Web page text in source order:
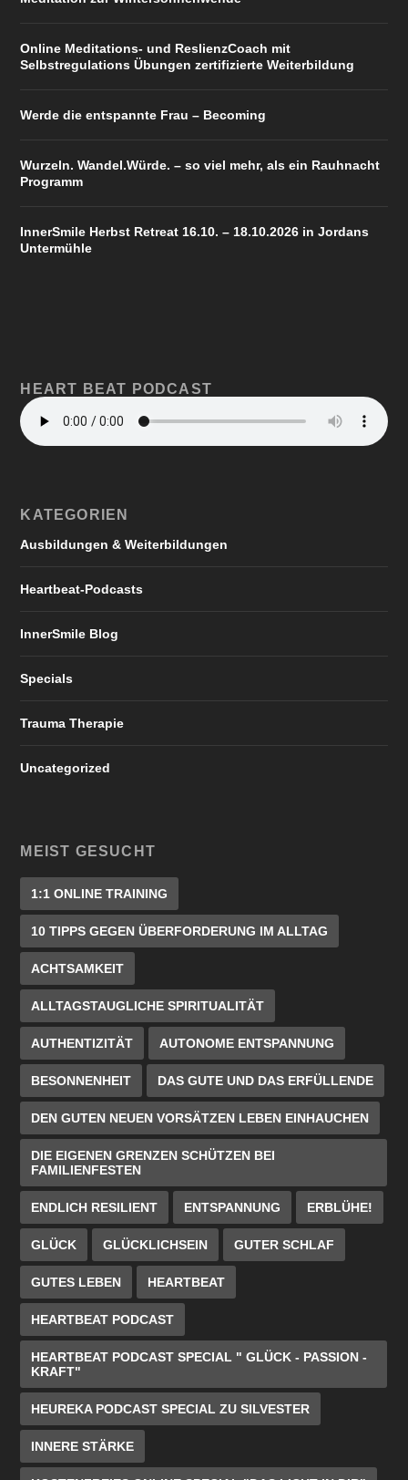
Online Meditations- und ReslienzCoach mit
Selbstregulations Übungen zertifizierte Weiterbildung
Werde die entspannte Frau – Becoming
Wurzeln. Wandel.Würde. – so viel mehr, als ein Rauhnacht
Programm
InnerSmile Herbst Retreat 16.10. – 18.10.2026 in Jordans
Untermühle
HEART BEAT PODCAST
KATEGORIEN
Ausbildungen & Weiterbildungen
Heartbeat-Podcasts
InnerSmile Blog
Specials
Trauma Therapie
Uncategorized
MEIST GESUCHT
1:1 ONLINE TRAINING
10 TIPPS GEGEN ÜBERFORDERUNG IM ALLTAG
ACHTSAMKEIT
ALLTAGSTAUGLICHE SPIRITUALITÄT
AUTHENTIZITÄT AUTONOME ENTSPANNUNG
BESONNENHEIT DAS GUTE UND DAS ERFÜLLENDE
DEN GUTEN NEUEN VORSÄTZEN LEBEN EINHAUCHEN
DIE EIGENEN GRENZEN SCHÜTZEN BEI
FAMILIENFESTEN
ENDLICH RESILIENT ENTSPANNUNG ERBLÜHE!
GLÜCK GLÜCKLICHSEIN GUTER SCHLAF
GUTES LEBEN HEARTBEAT
HEARTBEAT PODCAST
HEARTBEAT PODCAST SPECIAL " GLÜCK - PASSION -
KRAFT"
HEUREKA PODCAST SPECIAL ZU SILVESTER
INNERE STÄRKE